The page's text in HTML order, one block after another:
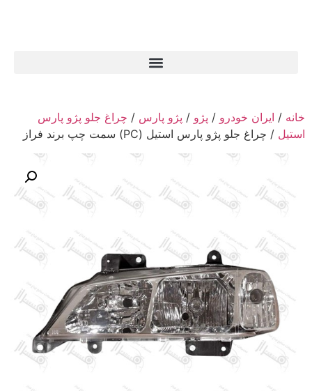
خانه / ایران خودرو / پژو / پژو پارس / چراغ جلو پژو پارس
استیل / چراغ جلو پژو پارس استیل (PC) سمت چپ برند فراز